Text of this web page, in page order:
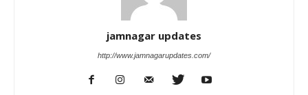
jamnagar updates
http://www.jamnagarupdates.com/